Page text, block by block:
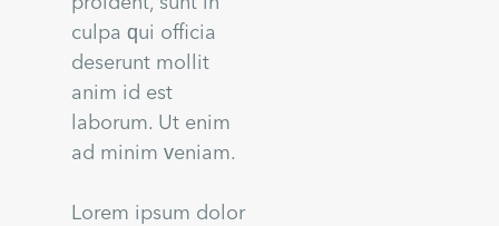
culpa qui officia
deserunt mollit
anim id est
laborum. Ut enim
ad minim veniam.
Lorem ipsum dolor